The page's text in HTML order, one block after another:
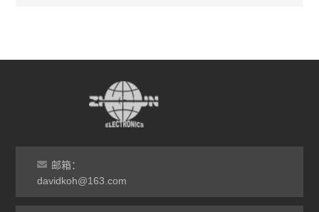
邮箱：
davidkoh@163.com